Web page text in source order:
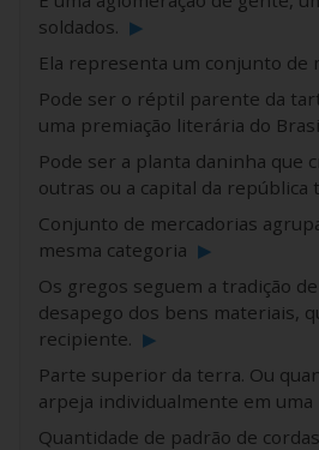
soldados. ▶
Ela representa um conjunto de
Pode ser o réptil parente da
uma premiação literária do
Pode ser a planta daninha que
outras ou a capital da república
Conjunto de mercadorias
mesma categoria ▶
Os gregos seguem a tradição
desapego dos bens materiais,
recipiente. ▶
Parte superior da terra. Ou
arpeja individualmente em uma
Quantidade de padrão de